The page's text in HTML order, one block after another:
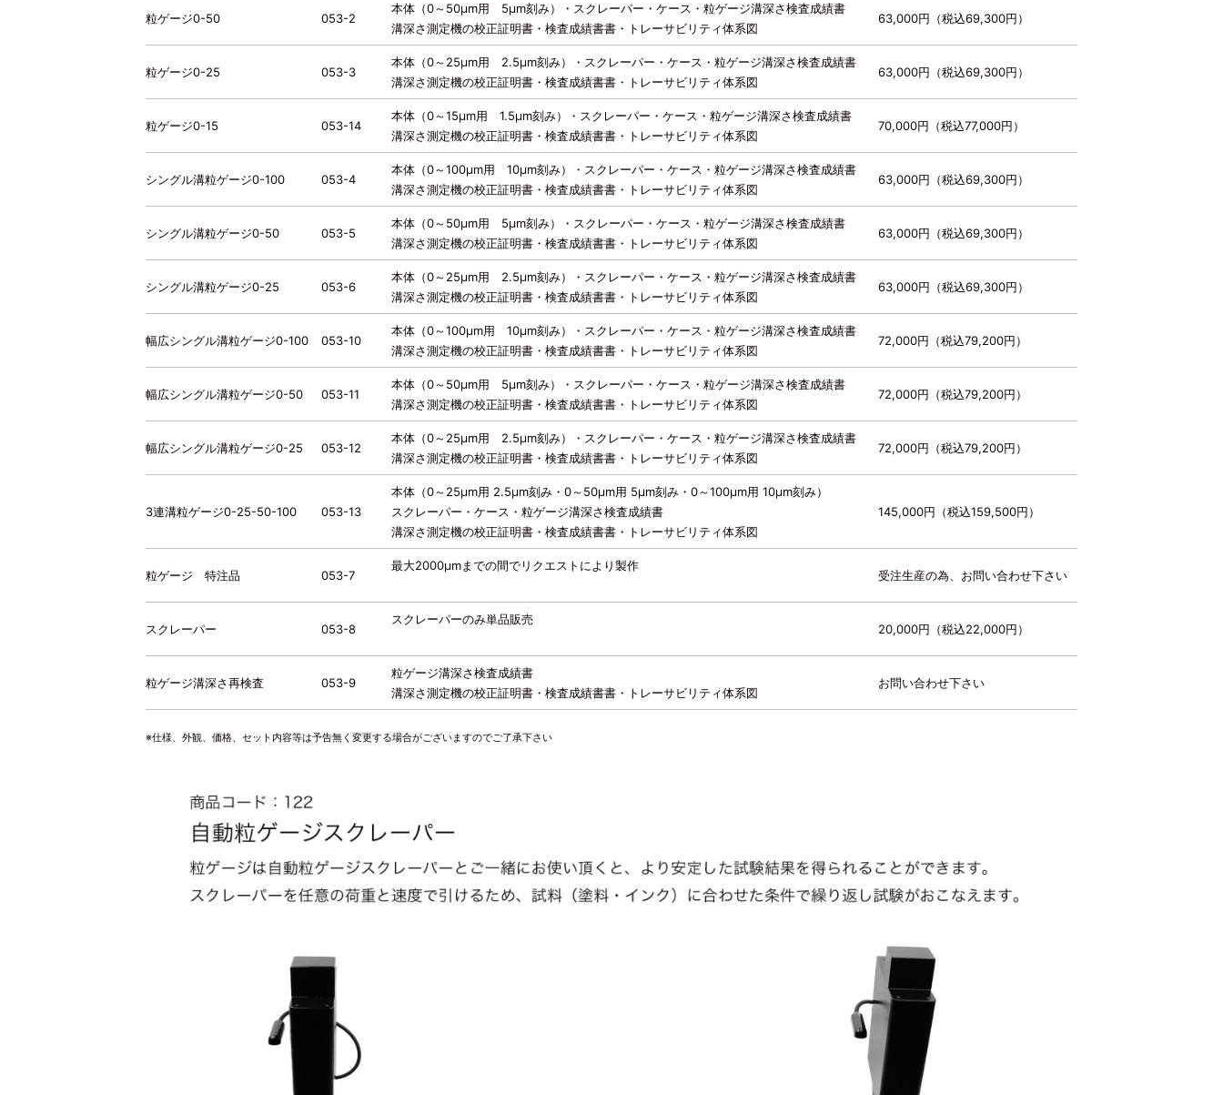
粒ゲージ0-50 053-2
本体（0～50μm用 5μm刻み）・スクレーパー・ケース・粒ゲージ溝深さ検査成績書
溝深さ測定機の校正証明書・検査成績書書・トレーサビリティ体系図
63,000円（税込69,300円）
粒ゲージ0-25 053-3
本体（0～25μm用 2.5μm刻み）・スクレーパー・ケース・粒ゲージ溝深さ検査成績書
溝深さ測定機の校正証明書・検査成績書書・トレーサビリティ体系図
63,000円（税込69,300円）
粒ゲージ0-15 053-14
本体（0～15μm用 1.5μm刻み）・スクレーパー・ケース・粒ゲージ溝深さ検査成績書
溝深さ測定機の校正証明書・検査成績書書・トレーサビリティ体系図
70,000円（税込77,000円）
シングル溝粒ゲージ0-100 053-4
本体（0～100μm用 10μm刻み）・スクレーパー・ケース・粒ゲージ溝深さ検査成績書
溝深さ測定機の校正証明書・検査成績書書・トレーサビリティ体系図
63,000円（税込69,300円）
シングル溝粒ゲージ0-50 053-5
本体（0～50μm用 5μm刻み）・スクレーパー・ケース・粒ゲージ溝深さ検査成績書
溝深さ測定機の校正証明書・検査成績書書・トレーサビリティ体系図
63,000円（税込69,300円）
シングル溝粒ゲージ0-25 053-6
本体（0～25μm用 2.5μm刻み）・スクレーパー・ケース・粒ゲージ溝深さ検査成績書
溝深さ測定機の校正証明書・検査成績書書・トレーサビリティ体系図
63,000円（税込69,300円）
幅広シングル溝粒ゲージ0-100 053-10
本体（0～100μm用 10μm刻み）・スクレーパー・ケース・粒ゲージ溝深さ検査成績書
溝深さ測定機の校正証明書・検査成績書書・トレーサビリティ体系図
72,000円（税込79,200円）
幅広シングル溝粒ゲージ0-50 053-11
本体（0～50μm用 5μm刻み）・スクレーパー・ケース・粒ゲージ溝深さ検査成績書
溝深さ測定機の校正証明書・検査成績書書・トレーサビリティ体系図
72,000円（税込79,200円）
幅広シングル溝粒ゲージ0-25 053-12
本体（0～25μm用 2.5μm刻み）・スクレーパー・ケース・粒ゲージ溝深さ検査成績書
溝深さ測定機の校正証明書・検査成績書書・トレーサビリティ体系図
72,000円（税込79,200円）
3連溝粒ゲージ0-25-50-100 053-13
本体（0～25μm用 2.5μm刻み・0～50μm用 5μm刻み・0～100μm用 10μm刻み）
スクレーパー・ケース・粒ゲージ溝深さ検査成績書
溝深さ測定機の校正証明書・検査成績書書・トレーサビリティ体系図
145,000円（税込159,500円）
粒ゲージ 特注品 053-7
最大2000μmまでの間でリクエストにより製作
受注生産の為、お問い合わせ下さい
スクレーパー 053-8
スクレーパーのみ単品販売
20,000円（税込22,000円）
粒ゲージ溝深さ再検査 053-9
粒ゲージ溝深さ検査成績書
溝深さ測定機の校正証明書・検査成績書書・トレーサビリティ体系図
お問い合わせ下さい
※仕様、外観、価格、セット内容等は予告無く変更する場合がございますのでご了承下さい